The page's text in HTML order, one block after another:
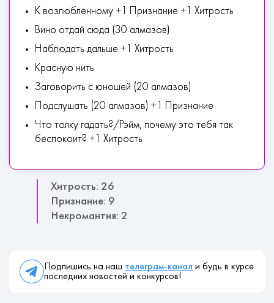
К возлюбленному +1 Признание +1 Хитрость
Вино отдай сюда (30 алмазов)
Наблюдать дальше +1 Хитрость
Красную нить
Заговорить с юношей (20 алмазов)
Подслушать (20 алмазов) +1 Признание
Что толку гадать?/Рэйм, почему это тебя так
беспокоит? +1 Хитрость
Хитрость: 26
Признание: 9
Некромантия: 2
Подпишись на наш телеграм-канал и будь в курсе
последних новостей и конкурсов!